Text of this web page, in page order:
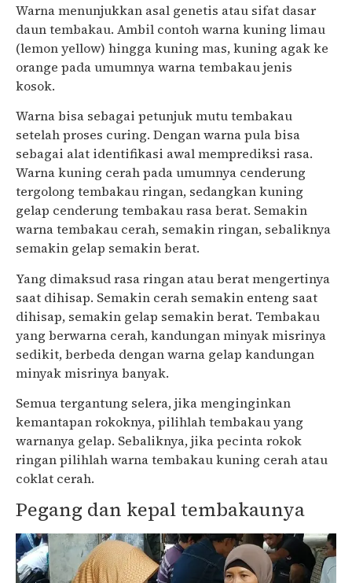
Warna menunjukkan asal genetis atau sifat dasar
daun tembakau. Ambil contoh warna kuning limau
(lemon yellow) hingga kuning mas, kuning agak ke
orange pada umumnya warna tembakau jenis
kosok.
Warna bisa sebagai petunjuk mutu tembakau
setelah proses curing. Dengan warna pula bisa
sebagai alat identifikasi awal memprediksi rasa.
Warna kuning cerah pada umumnya cenderung
tergolong tembakau ringan, sedangkan kuning
gelap cenderung tembakau rasa berat. Semakin
warna tembakau cerah, semakin ringan, sebaliknya
semakin gelap semakin berat.
Yang dimaksud rasa ringan atau berat mengertinya
saat dihisap. Semakin cerah semakin enteng saat
dihisap, semakin gelap semakin berat. Tembakau
yang berwarna cerah, kandungan minyak misrinya
sedikit, berbeda dengan warna gelap kandungan
minyak misrinya banyak.
Semua tergantung selera, jika menginginkan
kemantapan rokoknya, pilihlah tembakau yang
warnanya gelap. Sebaliknya, jika pecinta rokok
ringan pilihlah warna tembakau kuning cerah atau
coklat cerah.
Pegang dan kepal tembakaunya